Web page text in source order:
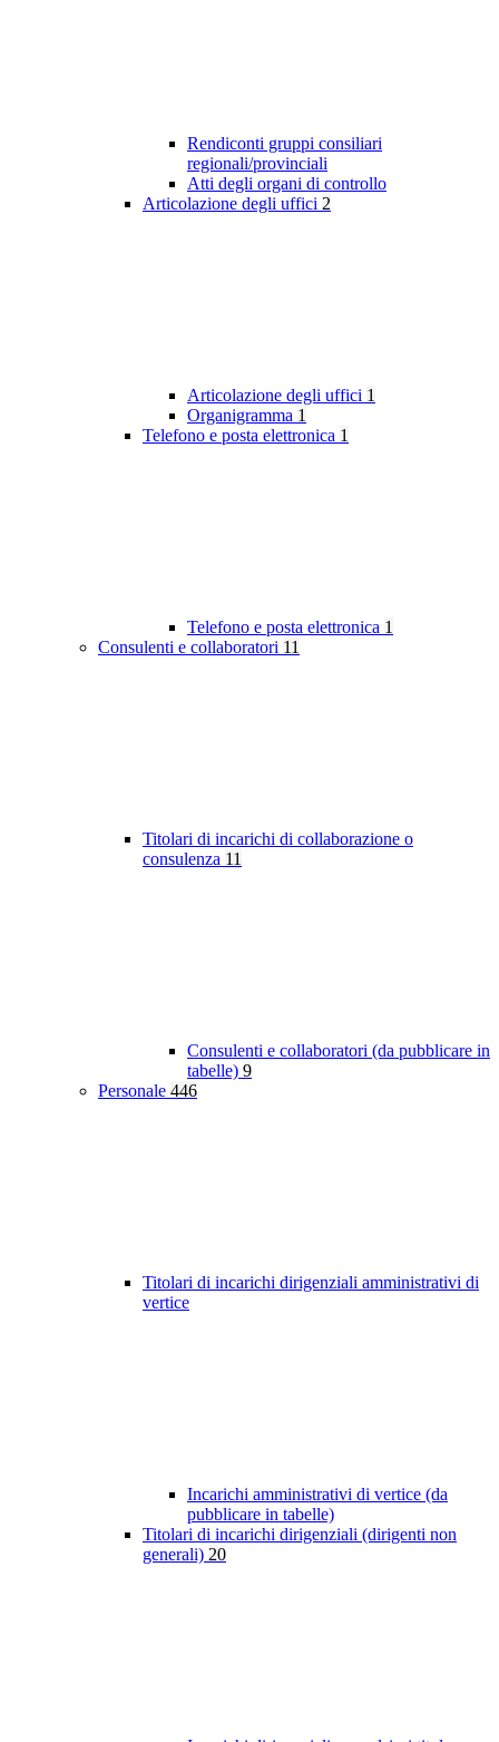
Rendiconti gruppi consiliari
regionali/provinciali
Atti degli organi di controllo
Articolazione degli uffici 2
Articolazione degli uffici 1
Organigramma 1
Telefono e posta elettronica 1
Telefono e posta elettronica 1
Consulenti e collaboratori 11
Titolari di incarichi di collaborazione o
consulenza 11
Consulenti e collaboratori (da pubblicare in
tabelle) 9
Personale 446
Titolari di incarichi dirigenziali amministrativi di
vertice
Incarichi amministrativi di vertice (da
pubblicare in tabelle)
Titolari di incarichi dirigenziali (dirigenti non
generali) 20